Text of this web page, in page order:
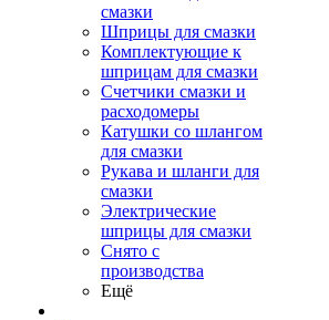
смазки
Шприцы для смазки
Комплектующие к
шприцам для смазки
Счетчики смазки и
расходомеры
Катушки со шлангом
для смазки
Рукава и шланги для
смазки
Электрические
шприцы для смазки
Снято с
производства
Ещё